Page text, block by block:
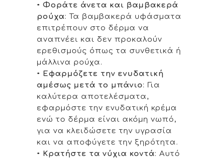
• Φοράτε άνετα και βαμβακερά
ρούχα: Τα βαμβακερά υφάσματα
επιτρέπουν στο δέρμα να
αναπνέει και δεν προκαλούν
ερεθισμούς όπως τα συνθετικά ή
μάλλινα ρούχα.
• Εφαρμόζετε την ενυδατική
αμέσως μετά το μπάνιο: Για
καλύτερα αποτελέσματα,
εφαρμόστε την ενυδατική κρέμα
ενώ το δέρμα είναι ακόμη νωπό,
για να κλειδώσετε την υγρασία
και να αποφύγετε την ξηρότητα.
• Κρατήστε τα νύχια κοντά: Αυτό